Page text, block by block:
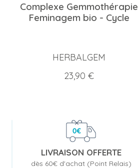
Complexe Gemmothérapie
Feminagem bio - Cycle
HERBALGEM
Prix
23,90 €
LIVRAISON OFFERTE
dès 60€ d'achat (Point Relais)